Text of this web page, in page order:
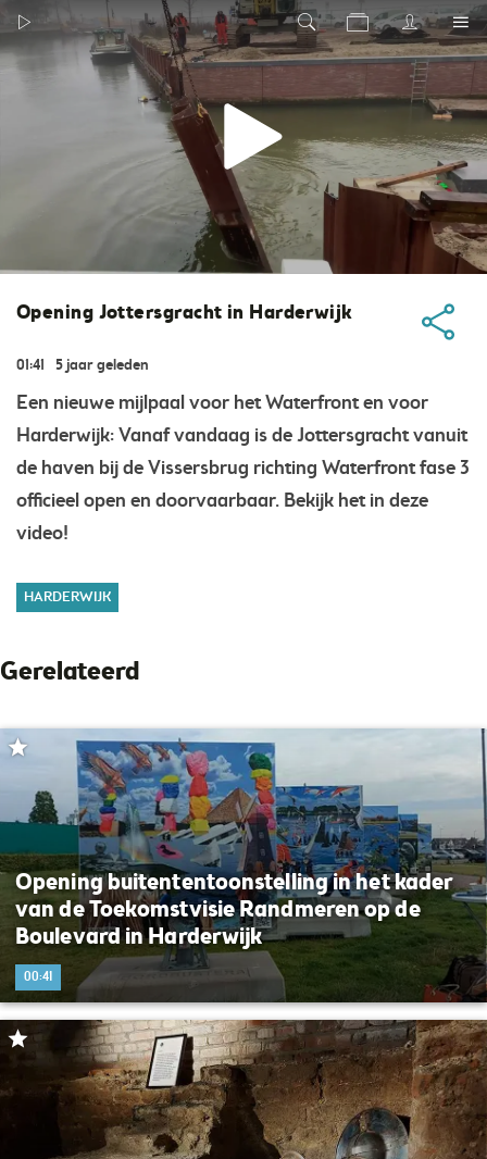
Opening Jottersgracht in Harderwijk
01:41 5 jaar geleden
Een nieuwe mijlpaal voor het Waterfront en voor
Harderwijk: Vanaf vandaag is de Jottersgracht vanuit
de haven bij de Vissersbrug richting Waterfront fase 3
officieel open en doorvaarbaar. Bekijk het in deze
video!
HARDERWIJK
Gerelateerd
Opening buitententoonstelling in het kader
van de Toekomstvisie Randmeren op de
Boulevard in Harderwijk
00:41